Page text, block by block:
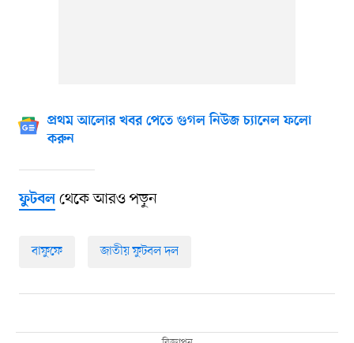
প্রথম আলোর খবর পেতে গুগল নিউজ চ্যানেল ফলো
করুন
ফুটবলথেকে আরও পড়ুন
বাফুফে জাতীয় ফুটবল দল